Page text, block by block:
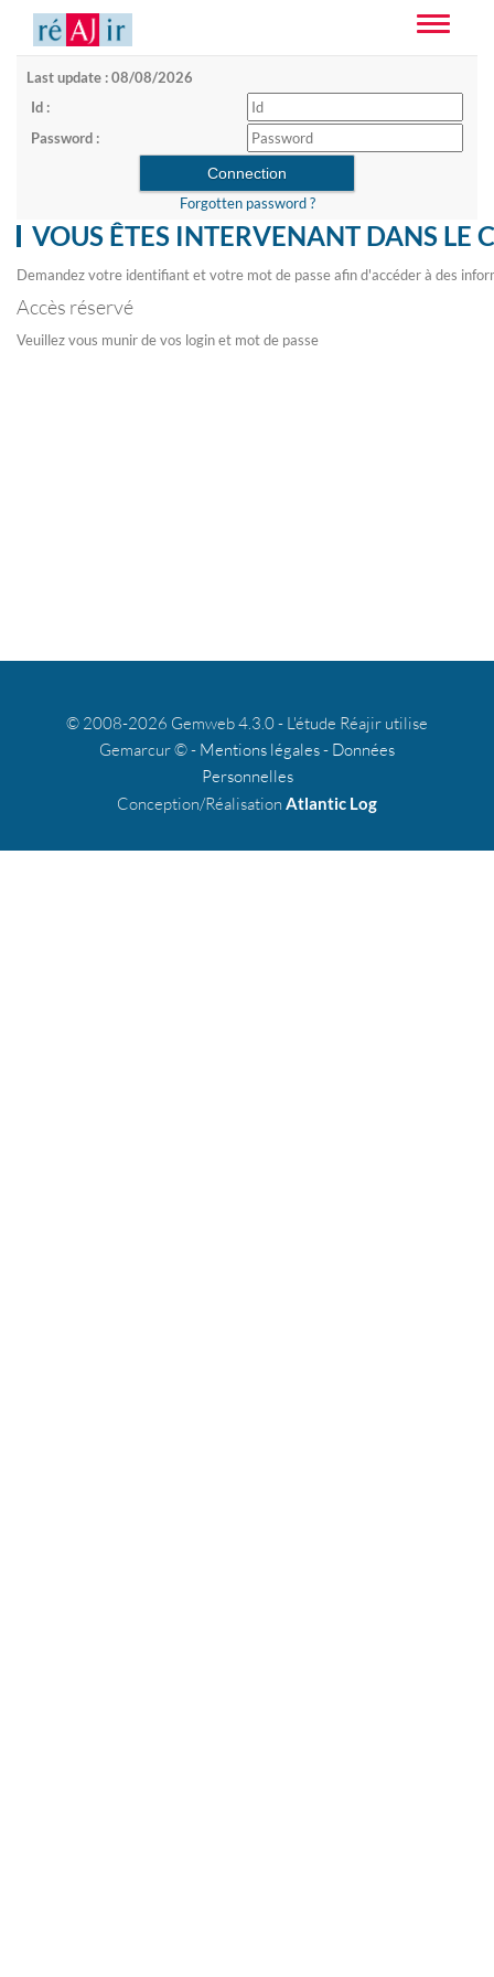
Toggle
Last update : 08/08/2026
Id :
Password :
Forgotten password ?
VOUS ÊTES INTERVENANT DANS LE
Demandez votre identifiant et votre mot de passe afin d'accéder à des
Accès réservé
Veuillez vous munir de vos login et mot de passe
© 2008-2026 Gemweb 4.3.0 - L'étude Réajir utilise
Gemarcur © - Mentions légales- Données
Personnelles
Conception/Réalisation Atlantic Log